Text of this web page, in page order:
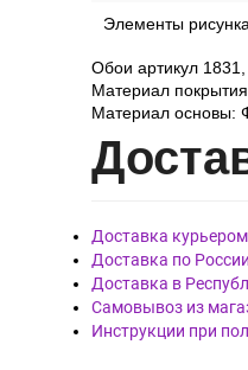
Элементы
Обои артикул
Материал
Материал основы:
Дост
Доставка
Доставка по
Доставка в
Самовывоз из
Инструкции при